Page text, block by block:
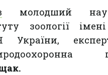
молодший
зоології
України,